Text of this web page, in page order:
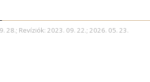
28.; Revíziók: 2023. 09. 22.; 2026. 05. 23.